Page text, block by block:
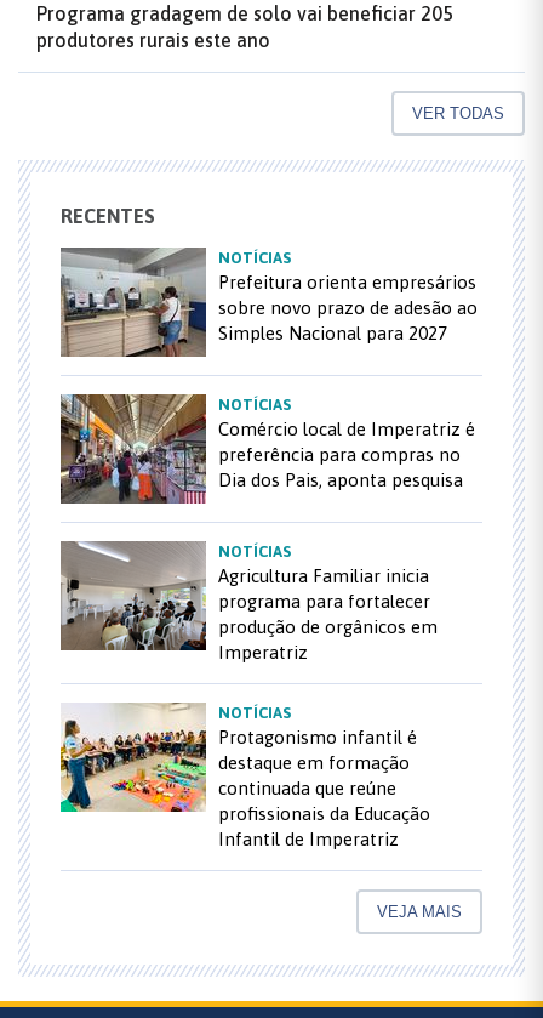
Programa gradagem de solo vai beneficiar 205
produtores rurais este ano
VER TODAS
RECENTES
NOTÍCIAS
Prefeitura orienta empresários
sobre novo prazo de adesão ao
Simples Nacional para 2027
NOTÍCIAS
Comércio local de Imperatriz é
preferência para compras no
Dia dos Pais, aponta pesquisa
NOTÍCIAS
Agricultura Familiar inicia
programa para fortalecer
produção de orgânicos em
Imperatriz
NOTÍCIAS
Protagonismo infantil é
destaque em formação
continuada que reúne
profissionais da Educação
Infantil de Imperatriz
VEJA MAIS